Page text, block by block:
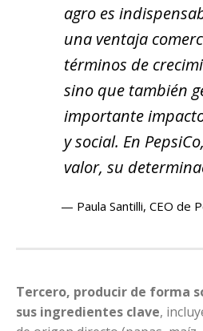
agro es
una ventaja
términos de
sino que también
importante
y social. En
valor, su
Paula Santilli, CEO de
Tercero, producir de forma
sus ingredientes clave,